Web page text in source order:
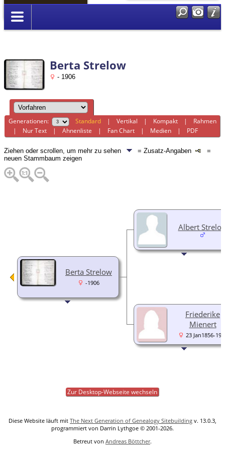
Anmelden
Berta Strelow
- 1906
Generationen: Standard |Vertikal | Kompakt | Rahmen
| Nur Text |Ahnenliste | Fan Chart | Medien | PDF
Ziehen oder scrollen, um mehr zu sehen = Zusatz-Angaben
=
neuen Stammbaum zeigen
Berta Strelow
-1906
Albert
Friederike
Mienert
23 Jan1856-
Zur Desktop-Webseite wechseln
Diese Website läuft mit The Next Generation of Genealogy Sitebuilding v. 13.0.3,
programmiert von Darrin Lythgoe © 2001-2026.
Betreut von Andreas Böttcher.